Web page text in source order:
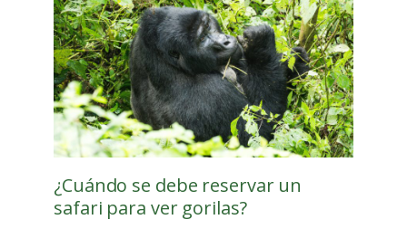
¿Cuándo se debe reservar un
safari para ver gorilas?